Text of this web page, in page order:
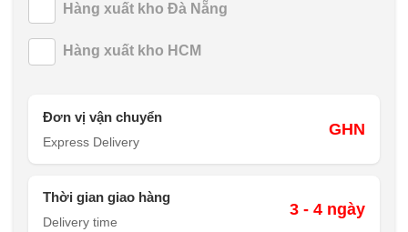
Hàng xuất kho Đà Nẵng
Hàng xuất kho HCM
Đơn vị vận chuyển
Express Delivery
GHN
Thời gian giao hàng
Delivery time
3 - 4 ngày